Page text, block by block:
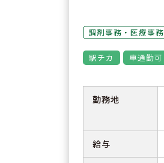
調剤事務・医療事務
駅チカ 車通勤可
勤務地
給与